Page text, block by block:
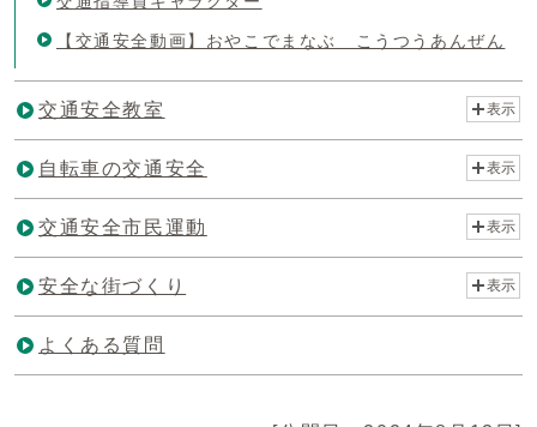
【交通安全動画】おやこでまなぶ こうつうあんぜん
交通安全教室 表示
自転車の交通安全 表示
交通安全市民運動 表示
安全な街づくり 表示
よくある質問